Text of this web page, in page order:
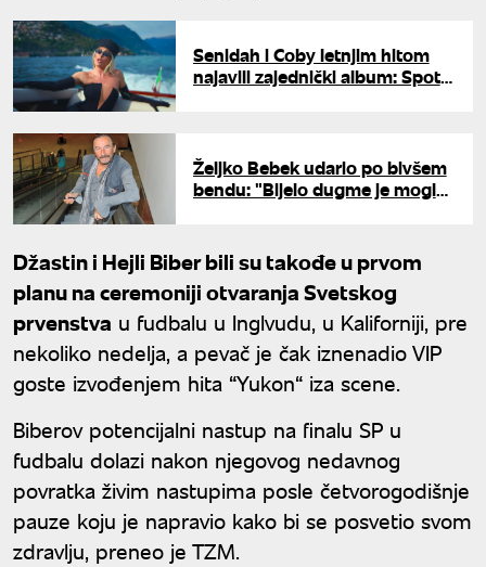
Senidah i Coby letnjim hitom
najavili zajednički album: Spot
Željko Bebek udario po bivšem
bendu: "Bijelo dugme je moglo
Džastin i Hejli Biber bili su takođe u prvom
planu na ceremoniji otvaranja Svetskog
prvenstva u fudbalu u Inglvudu, u Kaliforniji, pre
nekoliko nedelja, a pevač je čak iznenadio VIP
goste izvođenjem hita “Yukon“ iza scene.
Biberov potencijalni nastup na finalu SP u
fudbalu dolazi nakon njegovog nedavnog
povratka živim nastupima posle četvorogodišnje
pauze koju je napravio kako bi se posvetio svom
zdravlju, preneo je TZM.